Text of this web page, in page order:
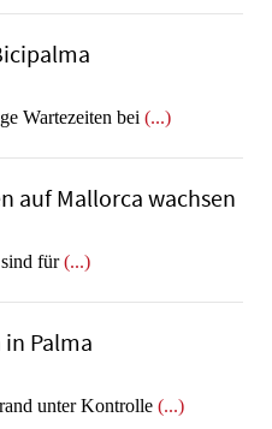
Wartezeiten bei (...)
auf Mallorca wachsen
für(...)
Palma
unter Kontrolle (...)